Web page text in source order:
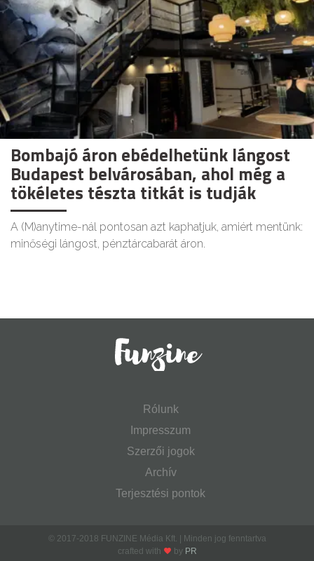
Bombajó áron ebédelhetünk lángost
Budapest belvárosában, ahol még a
tökéletes tészta titkát is tudják
A (M)anytime-nál pontosan azt kaphatjuk, amiért mentünk:
minőségi lángost, pénztárcabarát áron.
Rólunk
Impresszum
Szerzői jogok
Archív
Terjesztési pontok
© 2017-2018 FUNZINE Média Kft. | Minden jog fenntartva
crafted with
by PR